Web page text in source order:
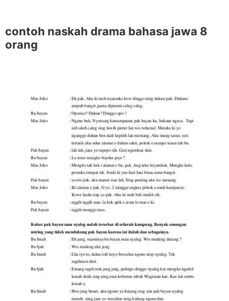
contoh naskah drama bahasa jawa 8
orang